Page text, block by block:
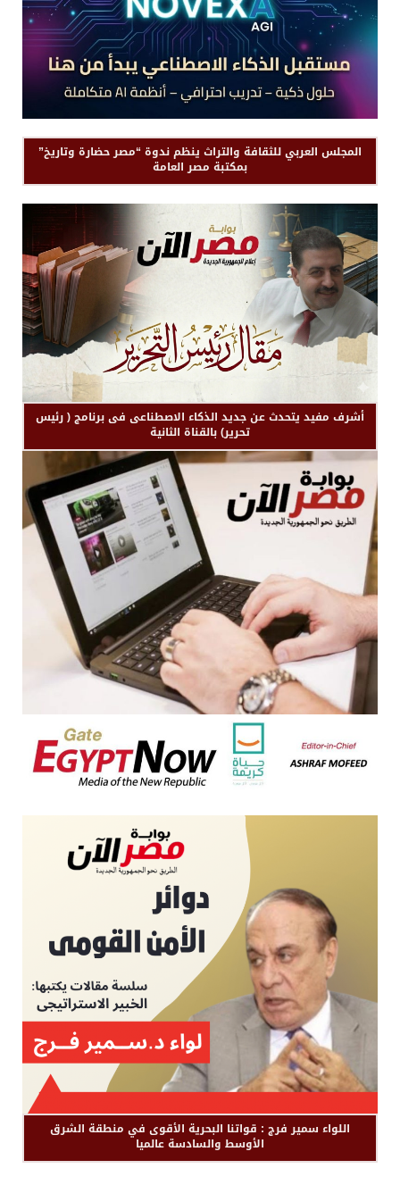
المجلس العربي للثقافة والتراث ينظم ندوة “مصر حضارة وتاريخ”
بمكتبة مصر العامة
أشرف مفيد يتحدث عن جديد الذكاء الاصطناعى فى برنامج ( رئيس
تحرير) بالقناة الثانية
اللواء سمير فرج : قواتنا البحرية الأقوى في منطقة الشرق
الأوسط والسادسة عالميا